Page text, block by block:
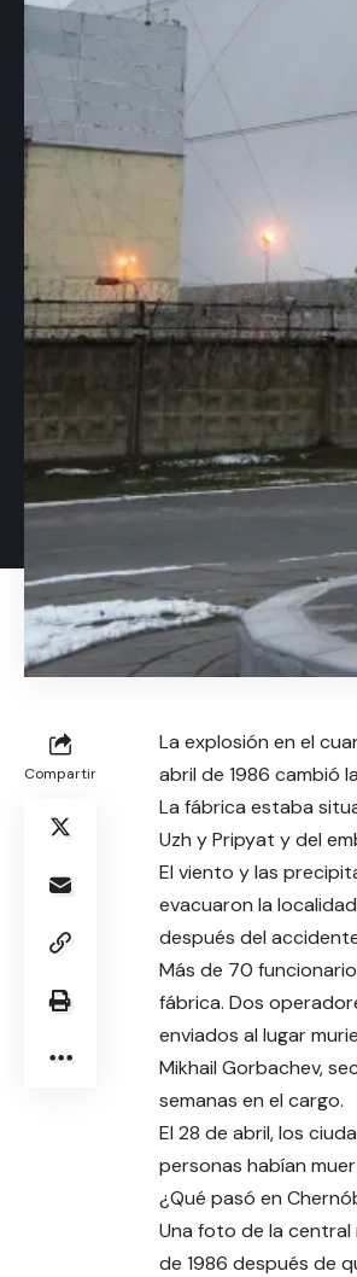
Compartir
La explosión en el
abril de 1986 cambió
La fábrica estaba
Uzh y Pripyat y del
El viento y las
evacuaron la
después del
Más de 70
fábrica. Dos
enviados al lugar
Mikhail Gorbachev,
semanas en el cargo.
El 28 de abril, los
personas habían
¿Qué pasó en
Una foto de la central
de 1986 después de